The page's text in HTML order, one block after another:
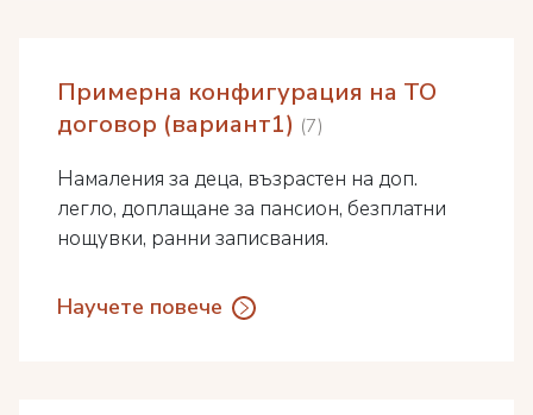
Примерна конфигурация на ТО
договор (вариант1) 7
Намаления за деца, възрастен на доп.
легло, доплащане за пансион, безплатни
нощувки, ранни записвания.
Научете повече